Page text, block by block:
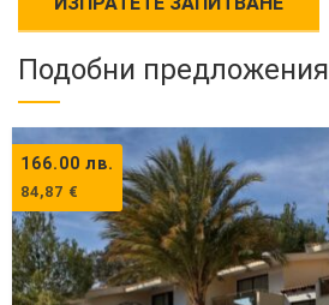
Подобни предложения
166.00 лв.
84,87 €